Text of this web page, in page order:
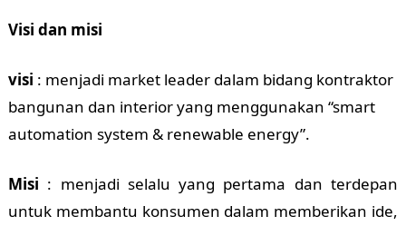
Visi dan misi
visi : menjadi market leader dalam bidang kontraktor
bangunan dan interior yang menggunakan “smart
automation system & renewable energy”.
Misi : menjadi selalu yang pertama dan terdepan
untuk membantu konsumen dalam memberikan ide,